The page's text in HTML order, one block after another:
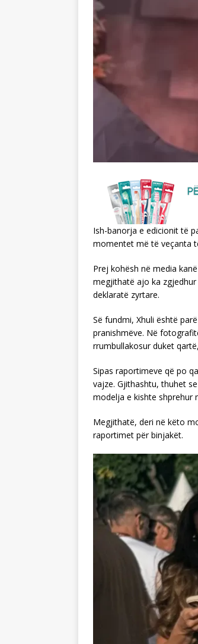
Ish-banorja e edicionit të
momentet më të veçanta
Prej kohësh në media
megjithatë ajo ka
deklaratë zyrtare.
Së fundmi, Xhuli është
pranishmëve. Në
rrumbullakosur duket
Sipas raportimeve që po
vajze. Gjithashtu, thuhet
modelja e kishte shprehur
Megjithatë, deri në këto
raportimet për binjakët.